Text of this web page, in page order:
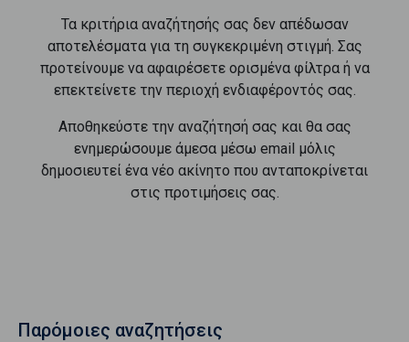
Τα κριτήρια αναζήτησής σας δεν απέδωσαν
αποτελέσματα για τη συγκεκριμένη στιγμή. Σας
προτείνουμε να αφαιρέσετε ορισμένα φίλτρα ή να
επεκτείνετε την περιοχή ενδιαφέροντός σας.
Αποθηκεύστε την αναζήτησή σας και θα σας
ενημερώσουμε άμεσα μέσω email μόλις
δημοσιευτεί ένα νέο ακίνητο που ανταποκρίνεται
στις προτιμήσεις σας.
Παρόμοιες αναζητήσεις